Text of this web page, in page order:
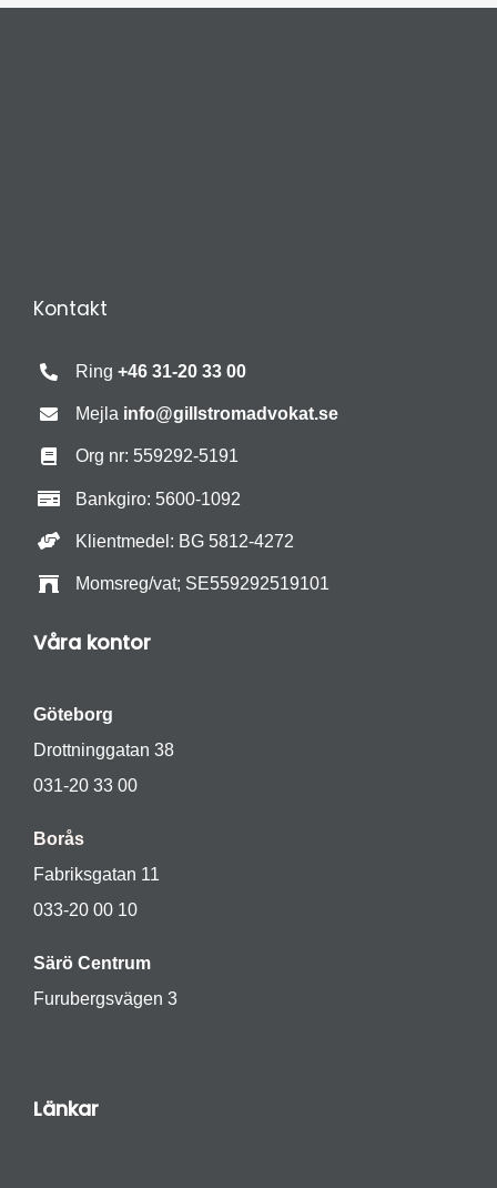
Kontakt
Ring+46 31-20 33 00
Mejla info@gillstromadvokat.se
Org nr: 559292-5191
Bankgiro: 5600-1092
Klientmedel: BG 5812-4272
Momsreg/vat; SE559292519101
Våra kontor
Göteborg
Drottninggatan 38
031-20 33 00
Borås
Fabriksgatan 11
033-20 00 10
Särö Centrum
Furubergsvägen 3
Länkar